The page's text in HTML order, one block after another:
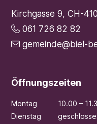
Kirchgasse 9, CH-
061 726 82 82
gemeinde@biel-
Öffnungszeiten
Montag 10.00 –
Dienstag